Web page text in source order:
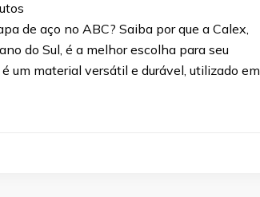
de aço no ABC? Saiba por que a Calex,
do Sul, é a melhor escolha para seu
um material versátil e durável, utilizado em